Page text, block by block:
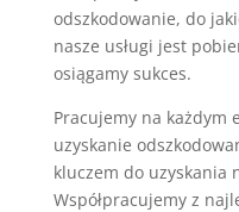
odszkodowanie, do
nasze usługi jest
osiągamy sukces.
Pracujemy na każdym
uzyskanie
kluczem do uzyskania
Współpracujemy z